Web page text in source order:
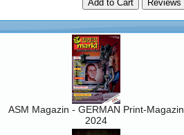
Add to Cart
ASM Magazin - GERMAN Print-Magazin
2024